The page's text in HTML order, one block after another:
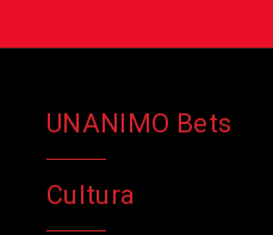
UNANIMO Bets
Cultura